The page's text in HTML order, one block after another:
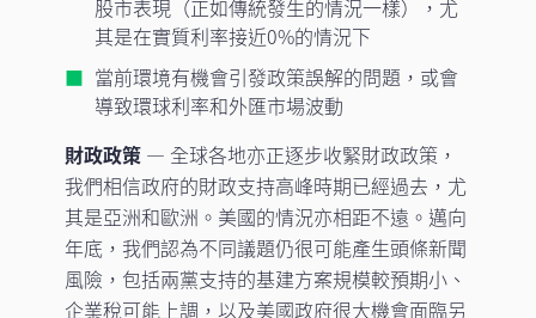
股市表現（正如傳統發生的情況一樣），尤
其是在實質利率接近0%的情況下
當前環境有機會引發政策誤解的問題，或會
導致環球利率和外匯市場波動
財政政策— 全球各地亦正逐步收緊財政政策，
我們相信政府的財政支持高峰時期已經過去，尤
其是亞洲和歐洲。美國的情況亦相距不遠。邁向
年底，我們認為不同議題仍很可能產生頭條新聞
風險，包括兩黨支持的基建方案規模較預期小、
企業稅可能上調，以及美國政府很大機會面臨另